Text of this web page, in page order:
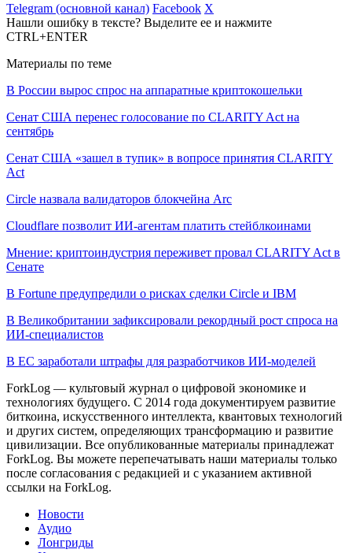
Telegram (основной канал) Facebook X
Нашли ошибку в тексте? Выделите ее и нажмите
CTRL+ENTER
Материалы по теме
В России вырос спрос на аппаратные криптокошельки
Сенат США перенес голосование по CLARITY Act на
сентябрь
Сенат США «зашел в тупик» в вопросе принятия CLARITY
Act
Circle назвала валидаторов блокчейна Arc
Cloudflare позволит ИИ-агентам платить стейблкоинами
Мнение: криптоиндустрия переживет провал CLARITY Act в
Сенате
В Fortune предупредили о рисках сделки Circle и IBM
В Великобритании зафиксировали рекордный рост спроса на
ИИ-специалистов
В ЕС заработали штрафы для разработчиков ИИ-моделей
ForkLog — культовый журнал о цифровой экономике и
технологиях будущего. С 2014 года документируем развитие
биткоина, искусственного интеллекта, квантовых технологий
и других систем, определяющих трансформацию и развитие
цивилизации. Все опубликованные материалы принадлежат
ForkLog. Вы можете перепечатывать наши материалы только
после согласования с редакцией и с указанием активной
ссылки на ForkLog.
Новости
Аудио
Лонгриды